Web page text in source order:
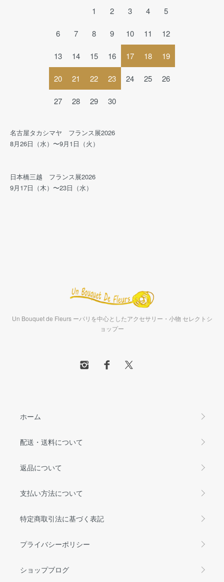
1 2 3 4 5
6 7 8 9 10 11 12
13 14 15 16 17 18 19
20 21 22 23 24 25 26
27 28 29 30
名古屋タカシマヤ フランス展2026
8月26日（水）〜9月1日（火）
日本橋三越 フランス展2026
9月17日（木）〜23日（水）
Un Bouquet de Fleurs ーパリを中心としたアクセサリー・小物 セレクトシ
ョップー
ホーム
配送・送料について
返品について
支払い方法について
特定商取引法に基づく表記
プライバシーポリシー
ショップブログ